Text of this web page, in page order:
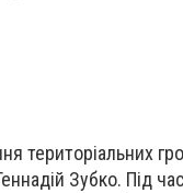
територіальних
Зубко. Під